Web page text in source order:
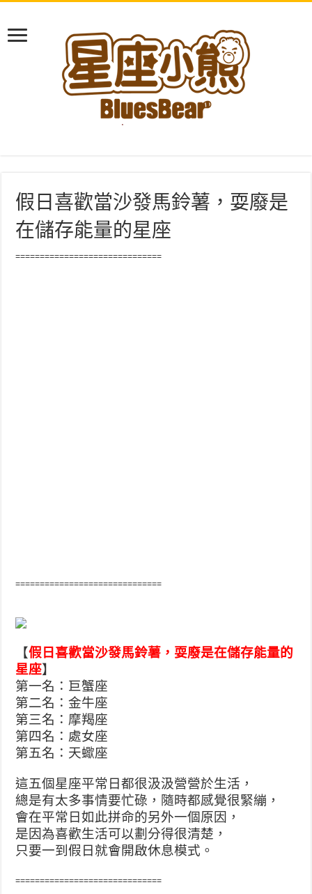
假日喜歡當沙發馬鈴薯，耍廢是
在儲存能量的星座
==============================
==============================
【假日喜歡當沙發馬鈴薯，耍廢是在儲存能量的
星座】
第一名：巨蟹座
第二名：金牛座
第三名：摩羯座
第四名：處女座
第五名：天蠍座
這五個星座平常日都很汲汲營營於生活，
總是有太多事情要忙碌，隨時都感覺很緊繃，
會在平常日如此拼命的另外一個原因，
是因為喜歡生活可以劃分得很清楚，
只要一到假日就會開啟休息模式。
==============================